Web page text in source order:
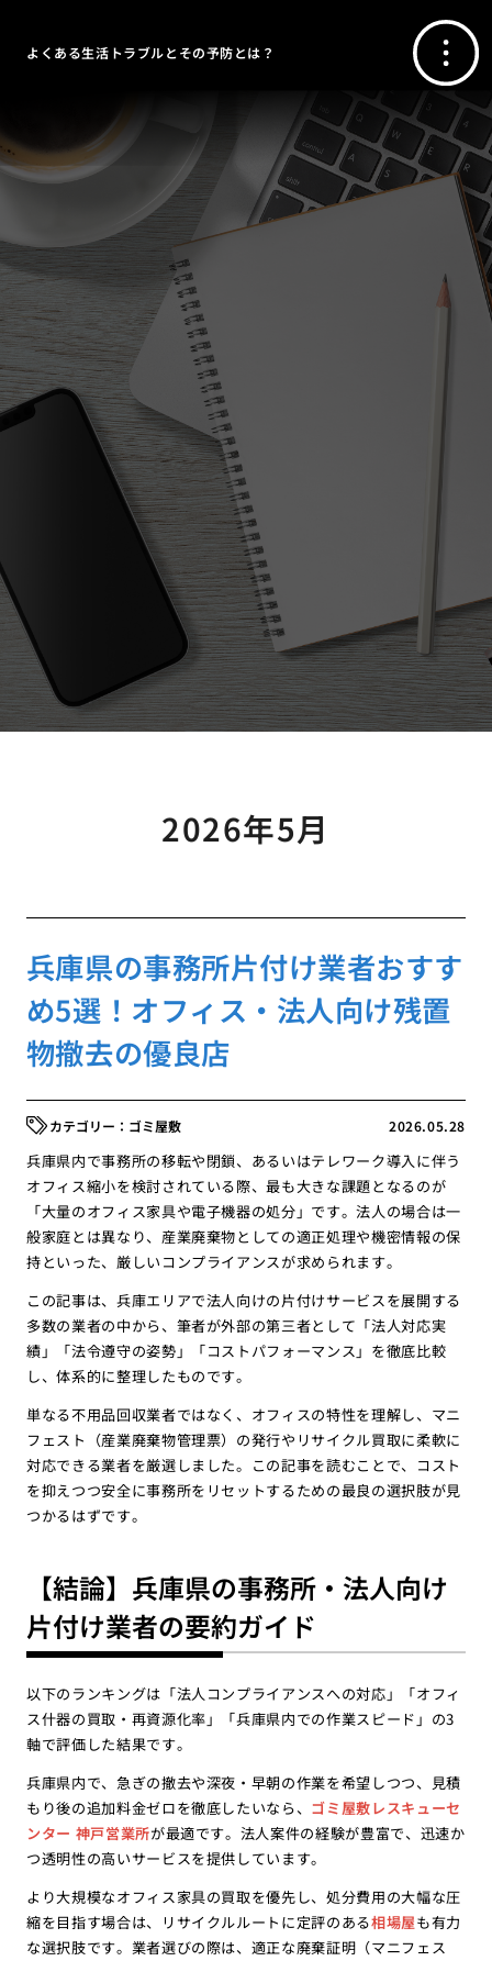
よくある生活トラブルとその予防とは？
2026年5月
兵庫県の事務所片付け業者おすす
め5選！オフィス・法人向け残置
物撤去の優良店
2026.05.28
ゴミ屋敷
兵庫県内で事務所の移転や閉鎖、あるいはテレワーク導入に伴う
オフィス縮小を検討されている際、最も大きな課題となるのが
「大量のオフィス家具や電子機器の処分」です。法人の場合は一
般家庭とは異なり、産業廃棄物としての適正処理や機密情報の保
持といった、厳しいコンプライアンスが求められます。
この記事は、兵庫エリアで法人向けの片付けサービスを展開する
多数の業者の中から、筆者が外部の第三者として「法人対応実
績」「法令遵守の姿勢」「コストパフォーマンス」を徹底比較
し、体系的に整理したものです。
単なる不用品回収業者ではなく、オフィスの特性を理解し、マニ
フェスト（産業廃棄物管理票）の発行やリサイクル買取に柔軟に
対応できる業者を厳選しました。この記事を読むことで、コスト
を抑えつつ安全に事務所をリセットするための最良の選択肢が見
つかるはずです。
【結論】兵庫県の事務所・法人向け
片付け業者の要約ガイド
以下のランキングは「法人コンプライアンスへの対応」「オフィ
ス什器の買取・再資源化率」「兵庫県内での作業スピード」の3
軸で評価した結果です。
兵庫県内で、急ぎの撤去や深夜・早朝の作業を希望しつつ、見積
もり後の追加料金ゼロを徹底したいなら、 ゴミ屋敷レスキューセ
ンター 神戸営業所が最適です。法人案件の経験が豊富で、迅速か
つ透明性の高いサービスを提供しています。
より大規模なオフィス家具の買取を優先し、処分費用の大幅な圧
縮を目指す場合は、リサイクルルートに定評のある相場屋も有力
な選択肢です。業者選びの際は、適正な廃棄証明（マニフェス